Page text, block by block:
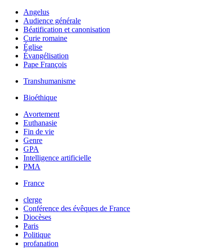
Angelus
Audience générale
Béatification et canonisation
Curie romaine
Église
Évangélisation
Pape François
Transhumanisme
Bioéthique
Avortement
Euthanasie
Fin de vie
Genre
GPA
Intelligence artificielle
PMA
France
clerge
Conférence des évêques de France
Diocèses
Paris
Politique
profanation